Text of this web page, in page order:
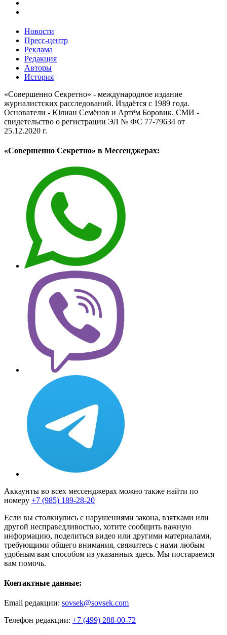
Новости
Пресс-центр
Реклама
Редакция
Авторы
История
«Совершенно Секретно» - международное издание
журналистских расследований. Издаётся с 1989 года.
Основатели - Юлиан Семёнов и Артём Боровик. CМИ -
свидетельство о регистрации ЭЛ № ФС 77-79634 от
25.12.2020 г.
«Совершенно Секретно» в Мессенджерах:
Аккаунты во всех мессенджерах можно также найти по
номеру +7 (985) 189-28-20
Если вы столкнулись с нарушениями закона, взятками или
другой несправедливостью, хотите сообщить важную
информацию, поделиться видео или другими материалами,
требующими общего внимания, свяжитесь с нами любым
удобным вам способом из указанных здесь. Мы постараемся
вам помочь.
Контактные данные:
Email редакции: sovsek@sovsek.com
Телефон редакции: +7 (499) 288-00-72